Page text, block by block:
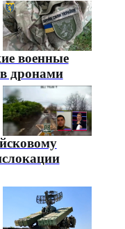
военные
дронами